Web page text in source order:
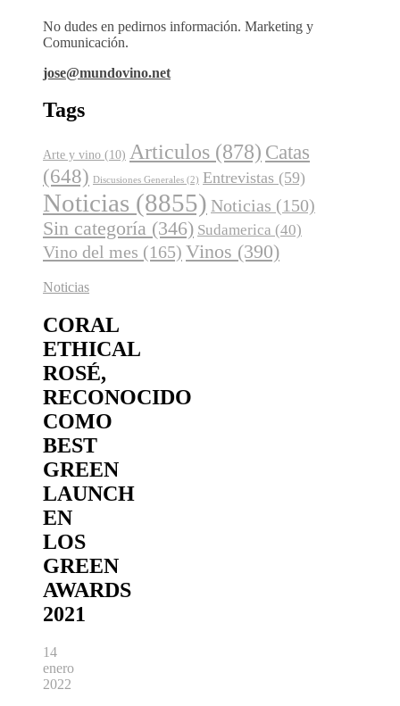
No dudes en pedirnos información. Marketing y
Comunicación.
jose@mundovino.net
Tags
Arte y vino (10) Articulos (878) Catas
(648) Discusiones Generales (2) Entrevistas (59)
Noticias (8855) Noticias (150)
Sin categoría (346) Sudamerica (40)
Vino del mes (165) Vinos (390)
Noticias
CORAL
ETHICAL
ROSÉ,
RECONOCIDO
COMO
BEST
GREEN
LAUNCH
EN
LOS
GREEN
AWARDS
2021
14
enero
2022